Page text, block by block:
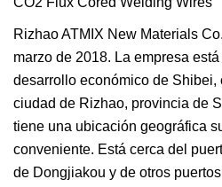
Rizhao ATMIX New Materials
marzo de 2018. La empresa
desarrollo económico de Shibei,
ciudad de Rizhao, provincia de
tiene una ubicación geográfica
conveniente. Está cerca del
de Dongjiakou y de otros